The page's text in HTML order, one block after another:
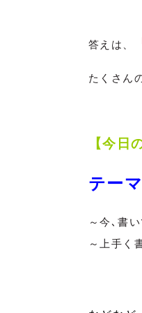
答えは、
たくさん
【今日
テー
～今､書い
～上手く